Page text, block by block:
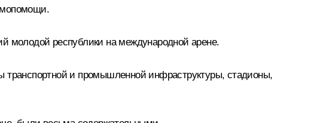
молодой республики на международной арене.
транспортной и промышленной инфраструктуры, стадионы,